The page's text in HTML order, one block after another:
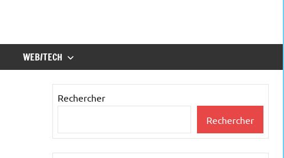
WEB/TECH
Rechercher
Rechercher